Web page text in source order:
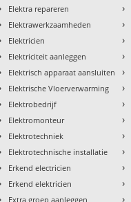
Elektra repareren
Elektrawerkzaamheden
Elektricien
Elektriciteit aanleggen
Elektrisch apparaat aansluiten
Elektrische Vloerverwarming
Elektrobedrijf
Elektromonteur
Elektrotechniek
Elektrotechnische installatie
Erkend electricien
Erkend elektricien
Extra groep aanleggen
›
›
›
›
›
›
›
›
›
›
›
›
›